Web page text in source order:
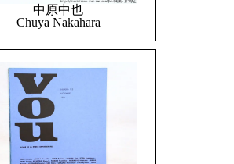
中原中也
Chuya Nakahara